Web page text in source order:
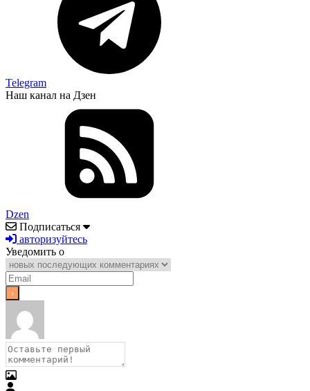
Telegram
Наш канал на Дзен
Dzen
Подписаться
авторизуйтесь
Уведомить о